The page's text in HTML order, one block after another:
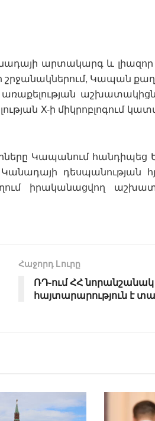
արտակարգ և լիազոր
շրջանակներում, Կապան
X-ի միկրոբլոգում
Կապանում
դեսպանության
իրականացվող
Հաջորդ Lուրը
ՌԴ-ում ՀՀ
հայտարարություն է